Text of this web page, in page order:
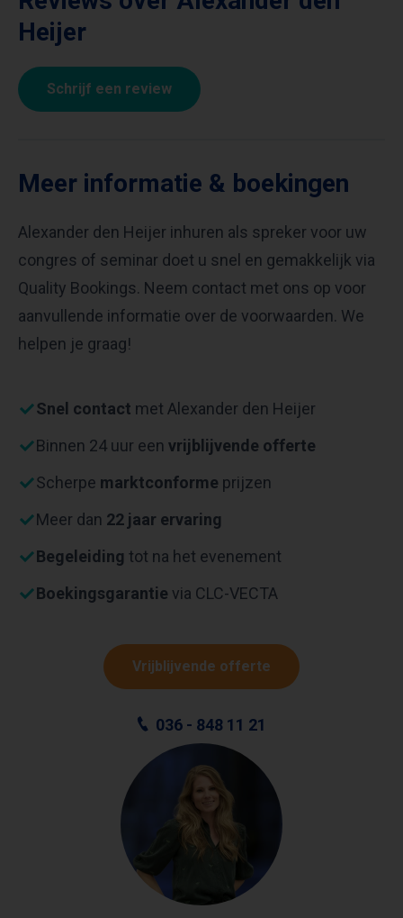
Heijer
Schrijf een review
Meer informatie & boekingen
Alexander den Heijer inhuren als spreker voor uw
congres of seminar doet u snel en gemakkelijk via
Quality Bookings. Neem contact met ons op voor
aanvullende informatie over de voorwaarden. We
helpen je graag!
Snel contact met Alexander den Heijer
Binnen 24 uur een vrijblijvende offerte
Scherpe marktconforme prijzen
Meer dan 22 jaar ervaring
Begeleiding tot na het evenement
Boekingsgarantie via CLC-VECTA
Vrijblijvende offerte
036 - 848 11 21